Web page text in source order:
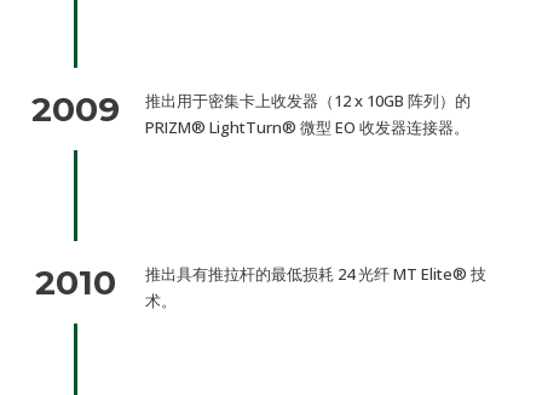
2009
推出用于密集卡上收发器（12 x 10GB 阵列）的
PRIZM® LightTurn® 微型 EO 收发器连接器。
2010
推出具有推拉杆的最低损耗 24 光纤 MT Elite® 技
术。